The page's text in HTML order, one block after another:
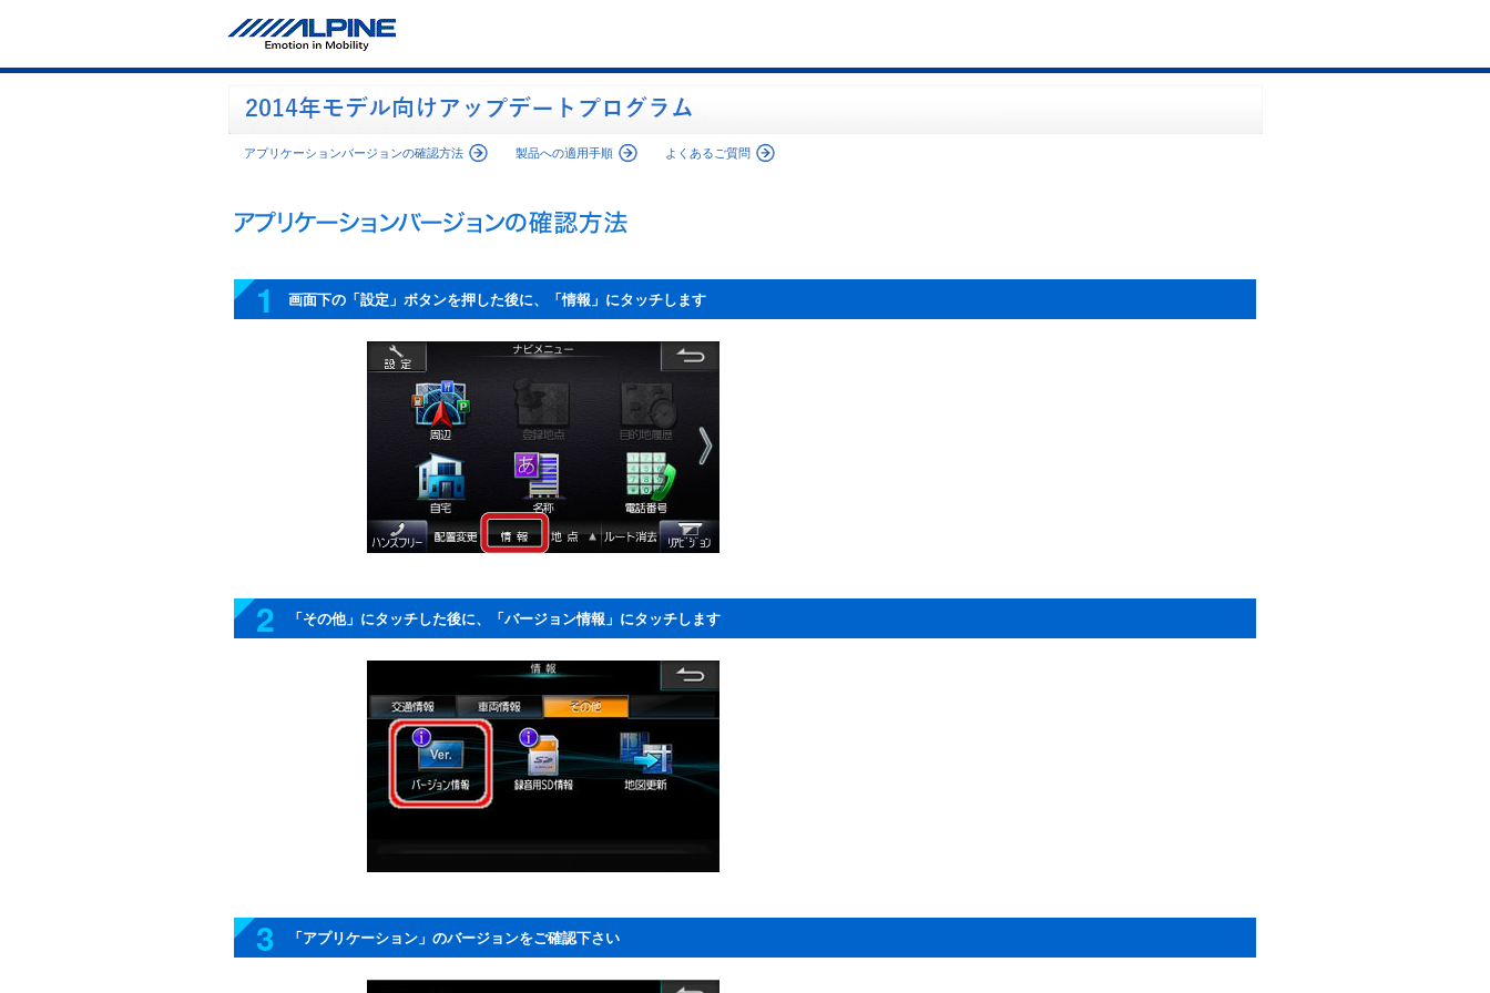
アプリケーションバージョンの確認方法 製品への適用手順 よくあるご質問
1 画面下の「設定」ボタンを押した後に、「情報」にタッチします
2 「その他」にタッチした後に、「バージョン情報」にタッチします
3 「アプリケーション」のバージョンをご確認下さい